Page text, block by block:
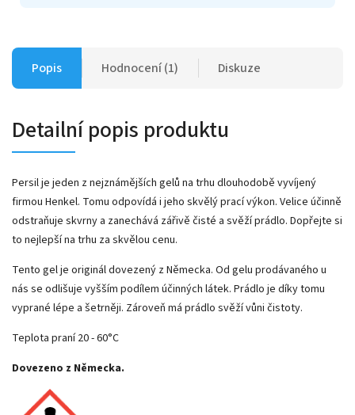
Popis Hodnocení (1) Diskuze
Detailní popis produktu
Persil je jeden z nejznámějších gelů na trhu dlouhodobě vyvíjený
firmou Henkel. Tomu odpovídá i jeho skvělý prací výkon. Velice účinně
odstraňuje skvrny a zanechává zářivě čisté a svěží prádlo. Dopřejte si
to nejlepší na trhu za skvělou cenu.
Tento gel je originál dovezený z Německa. Od gelu prodávaného u
nás se odlišuje vyšším podílem účinných látek. Prádlo je díky tomu
vyprané lépe a šetrněji. Zároveň má prádlo svěží vůni čistoty.
Teplota praní 20 - 60°C
Dovezeno z Německa.